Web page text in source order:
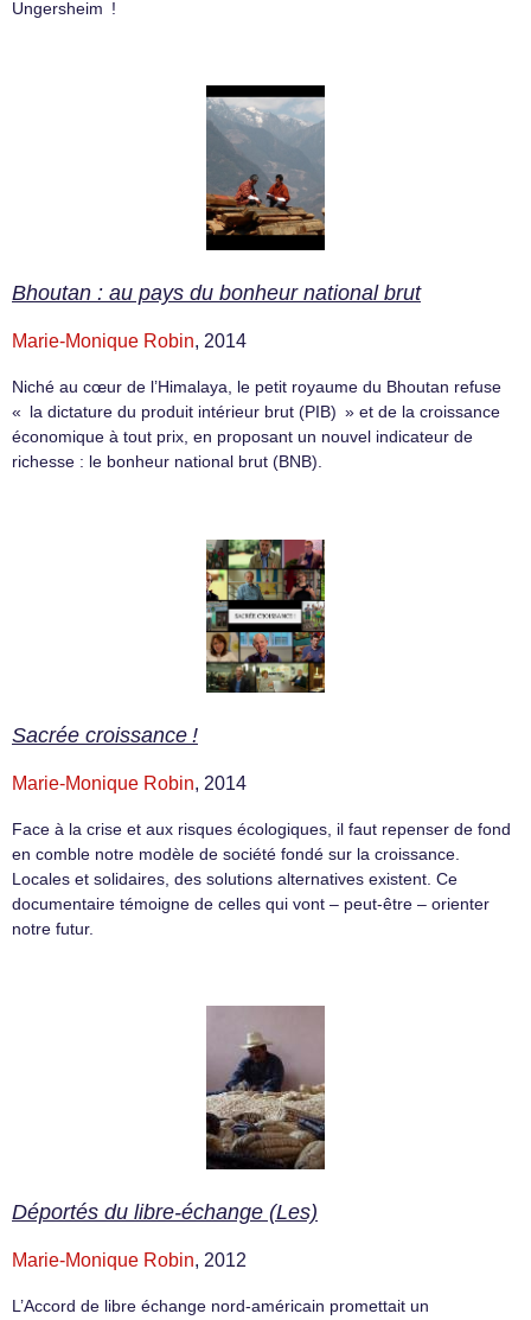
Ungersheim !
Bhoutan : au pays du bonheur national brut
Marie-Monique Robin, 2014
Niché au cœur de l’Himalaya, le petit royaume du Bhoutan refuse
« la dictature du produit intérieur brut (PIB) » et de la croissance
économique à tout prix, en proposant un nouvel indicateur de
richesse : le bonheur national brut (BNB).
Sacrée croissance !
Marie-Monique Robin, 2014
Face à la crise et aux risques écologiques, il faut repenser de fond
en comble notre modèle de société fondé sur la croissance.
Locales et solidaires, des solutions alternatives existent. Ce
documentaire témoigne de celles qui vont – peut-être – orienter
notre futur.
Déportés du libre-échange (Les)
Marie-Monique Robin, 2012
L’Accord de libre échange nord-américain promettait un